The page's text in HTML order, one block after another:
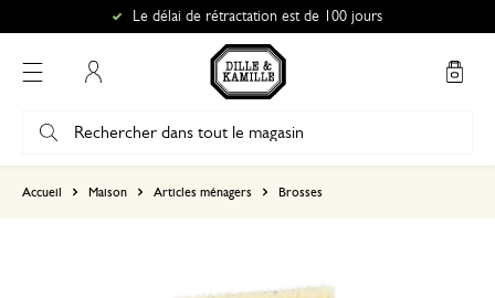
Le délai de rétractation est de 100 jours
Accueil Maison Articles ménagers Brosses